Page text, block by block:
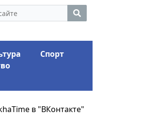
04.08.2026
Спорт
в "ВКонтакте"